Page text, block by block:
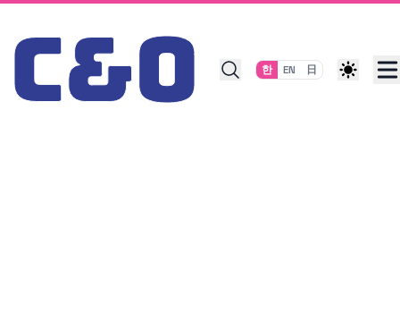
Skip to content
한 EN 日